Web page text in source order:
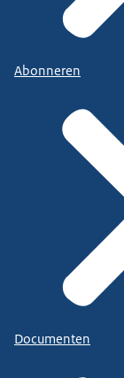
Abonneren
Documenten